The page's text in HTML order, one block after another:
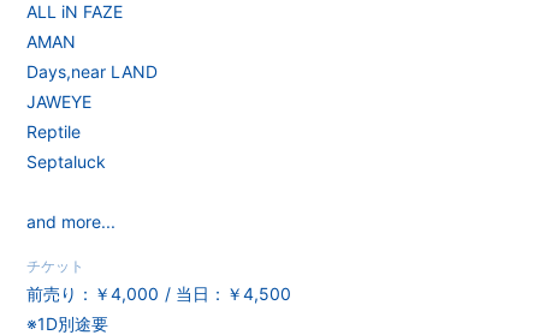
無料会員登録
ALL iN FAZE
AMAN
Days,near LAND
JAWEYE
Reptile
Septaluck
and more...
チケット
前売り：￥4,000
当日：￥4,500
※1D別途要